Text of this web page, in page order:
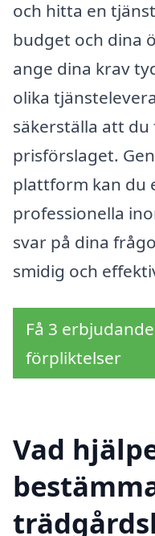
och hitta en
budget och dina
ange dina krav
olika
säkerställa att
prisförslaget.
plattform kan du
professionella
svar på dina
smidig och
Få 3
förpliktelser
Vad